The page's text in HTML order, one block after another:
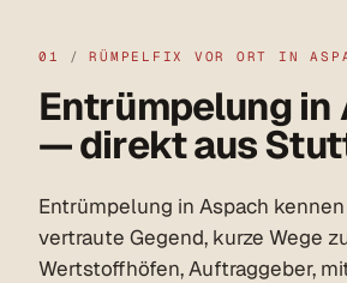
01 / RÜMPELFIX VOR ORT IN
Entrümpelung in
— direkt aus
Entrümpelung in Aspach
vertraute Gegend, kurze Wege
Wertstoffhöfen, Auftraggeber,